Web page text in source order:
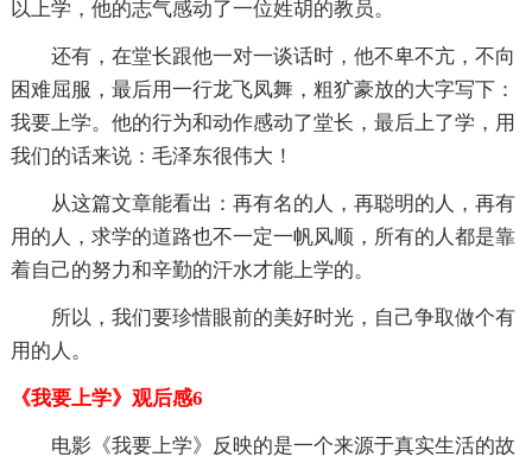
以上学，他的志气感动了一位姓胡的教员。
还有，在堂长跟他一对一谈话时，他不卑不亢，不向
困难屈服，最后用一行龙飞凤舞，粗犷豪放的大字写下：
我要上学。他的行为和动作感动了堂长，最后上了学，用
我们的话来说：毛泽东很伟大！
从这篇文章能看出：再有名的人，再聪明的人，再有
用的人，求学的道路也不一定一帆风顺，所有的人都是靠
着自己的努力和辛勤的汗水才能上学的。
所以，我们要珍惜眼前的美好时光，自己争取做个有
用的人。
《我要上学》观后感6
电影《我要上学》反映的是一个来源于真实生活的故